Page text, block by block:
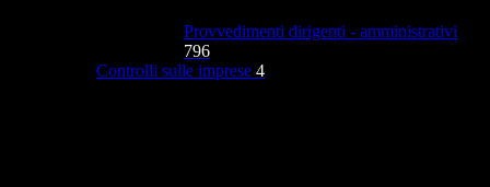
Provvedimenti dirigenti - amministrativi
796
Controlli sulle imprese 4